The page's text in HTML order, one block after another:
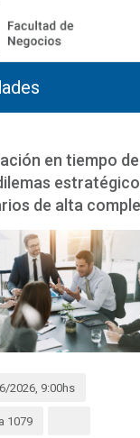
en tiempo de
de alta
2026, 9:00hs
1079